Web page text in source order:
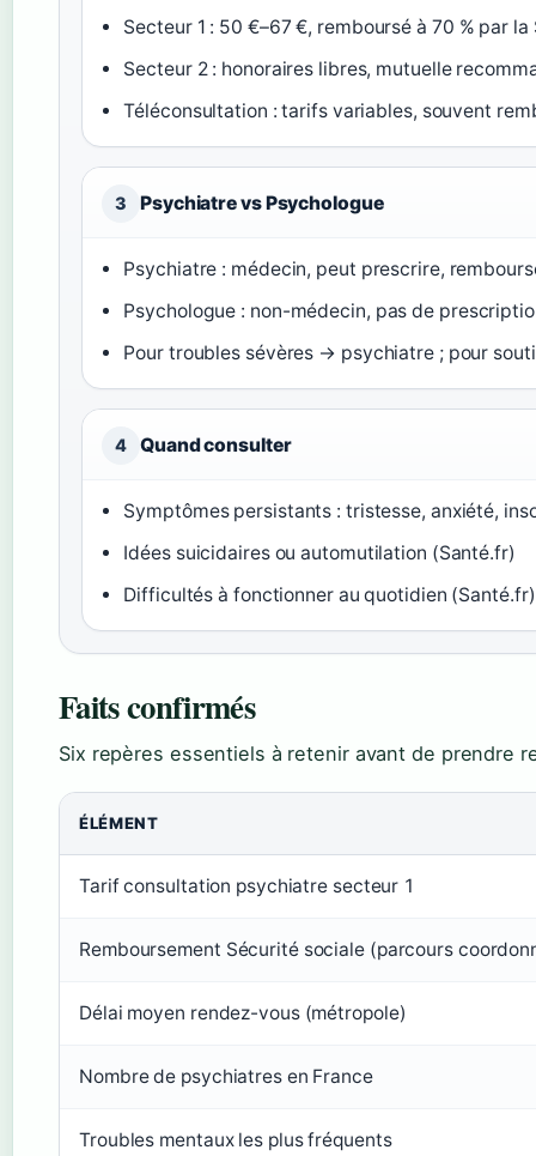
Secteur 1 : 50 €–67 €, remboursé à 70 % par la
Secteur 2 : honoraires libres, mutuelle
Téléconsultation : tarifs variables, souvent
3 Psychiatre vs Psychologue
Psychiatre : médecin, peut prescrire,
Psychologue : non-médecin, pas de
Pour troubles sévères → psychiatre ; pour
4 Quand consulter
Symptômes persistants : tristesse, anxiété,
Idées suicidaires ou automutilation (Santé.fr)
Difficultés à fonctionner au quotidien (Santé.fr)
Faits confirmés
Six repères essentiels à retenir avant de prendre
ÉLÉMENT
Tarif consultation psychiatre secteur 1
Remboursement Sécurité sociale (parcours
Délai moyen rendez-vous (métropole)
Nombre de psychiatres en France
Troubles mentaux les plus fréquents